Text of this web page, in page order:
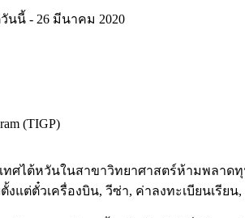
- 26 มีนาคม 2020
(TIGP)
หวันในสาขาวิทยาศาสตร์ห้ามพลาดทุน
งแต่ตั๋วเครื่องบิน, วีซ่า, ค่าลงทะเบียนเรี